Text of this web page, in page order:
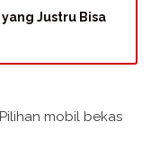
Justru Bisa
mobil bekas